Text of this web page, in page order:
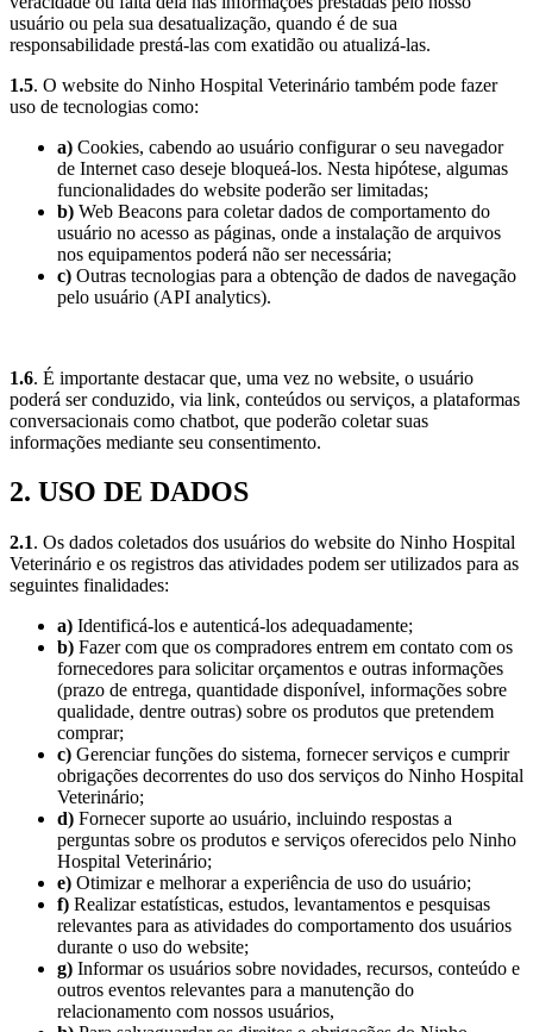
usuário ou pela sua desatualização, quando é de sua
responsabilidade prestá-las com exatidão ou atualizá-las.
1.5. O website do Ninho Hospital Veterinário também pode fazer
uso de tecnologias como:
a) Cookies, cabendo ao usuário configurar o seu navegador
de Internet caso deseje bloqueá-los. Nesta hipótese, algumas
funcionalidades do website poderão ser limitadas;
b) Web Beacons para coletar dados de comportamento do
usuário no acesso as páginas, onde a instalação de arquivos
nos equipamentos poderá não ser necessária;
c) Outras tecnologias para a obtenção de dados de navegação
pelo usuário (API analytics).
1.6. É importante destacar que, uma vez no website, o usuário
poderá ser conduzido, via link, conteúdos ou serviços, a plataformas
conversacionais como chatbot, que poderão coletar suas
informações mediante seu consentimento.
2. USO DE DADOS
2.1. Os dados coletados dos usuários do website do Ninho Hospital
Veterinário e os registros das atividades podem ser utilizados para as
seguintes finalidades:
a) Identificá-los e autenticá-los adequadamente;
b) Fazer com que os compradores entrem em contato com os
fornecedores para solicitar orçamentos e outras informações
(prazo de entrega, quantidade disponível, informações sobre
qualidade, dentre outras) sobre os produtos que pretendem
comprar;
c) Gerenciar funções do sistema, fornecer serviços e cumprir
obrigações decorrentes do uso dos serviços do Ninho Hospital
Veterinário;
d) Fornecer suporte ao usuário, incluindo respostas a
perguntas sobre os produtos e serviços oferecidos pelo Ninho
Hospital Veterinário;
e) Otimizar e melhorar a experiência de uso do usuário;
f) Realizar estatísticas, estudos, levantamentos e pesquisas
relevantes para as atividades do comportamento dos usuários
durante o uso do website;
g) Informar os usuários sobre novidades, recursos, conteúdo e
outros eventos relevantes para a manutenção do
relacionamento com nossos usuários,